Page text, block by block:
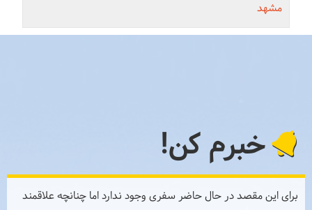
مشهد
خبرم کن!
برای این مقصد در حال حاضر سفری وجود ندارد اما چنانچه علاقمند